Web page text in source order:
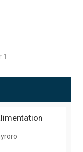
1